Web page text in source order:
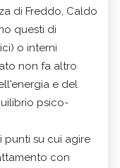
di Freddo, Caldo
questi di
o interni
non fa altro
e del
psico-
punti su cui agire
con